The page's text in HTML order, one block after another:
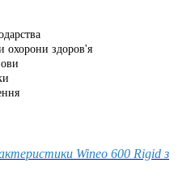
охорони здоров'я
Wineo 600 Rigid з